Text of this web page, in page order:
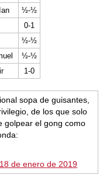
½-½
0-1
½-½
½-½
1-0
sopa de guisantes,
de los que solo
golpear el gong como
18 de enero de 2019